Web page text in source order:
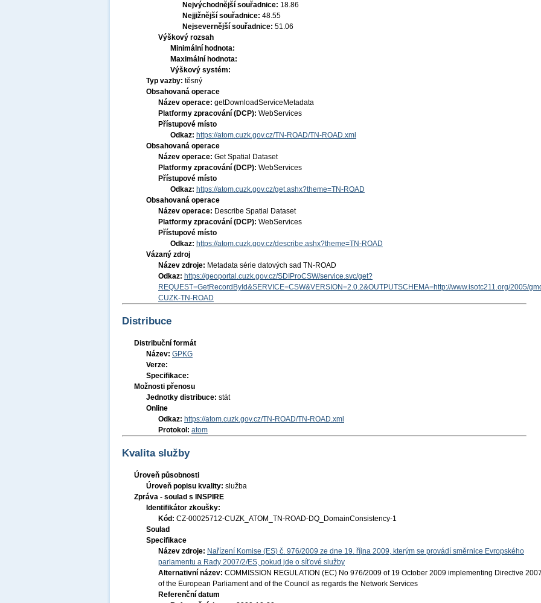
Nejvýchodnější souřadnice: 18.86
Nejjižnější souřadnice: 48.55
Nejsevernější souřadnice: 51.06
Výškový rozsah
Minimální hodnota:
Maximální hodnota:
Výškový systém:
Typ vazby: těsný
Obsahovaná operace
Název operace: getDownloadServiceMetadata
Platformy zpracování (DCP): WebServices
Přístupové místo
Odkaz: https://atom.cuzk.gov.cz/TN-ROAD/TN-ROAD.xml
Obsahovaná operace
Název operace: Get Spatial Dataset
Platformy zpracování (DCP): WebServices
Přístupové místo
Odkaz: https://atom.cuzk.gov.cz/get.ashx?theme=TN-ROAD
Obsahovaná operace
Název operace: Describe Spatial Dataset
Platformy zpracování (DCP): WebServices
Přístupové místo
Odkaz: https://atom.cuzk.gov.cz/describe.ashx?theme=TN-ROAD
Vázaný zdroj
Název zdroje: Metadata série datových sad TN-ROAD
Odkaz: https://geoportal.cuzk.gov.cz/SDIProCSW/service.svc/get?
REQUEST=GetRecordById&SERVICE=CSW&VERSION=2.0.2&OUTPUTSCHEMA=http://www.isotc211.org/2005/
CUZK-TN-ROAD
Distribuce
Distribuční formát
Název: GPKG
Verze:
Specifikace:
Možnosti přenosu
Jednotky distribuce: stát
Online
Odkaz: https://atom.cuzk.gov.cz/TN-ROAD/TN-ROAD.xml
Protokol: atom
Kvalita služby
Úroveň působnosti
Úroveň popisu kvality: služba
Zpráva - soulad s INSPIRE
Identifikátor zkoušky:
Kód: CZ-00025712-CUZK_ATOM_TN-ROAD-DQ_DomainConsistency-1
Soulad
Specifikace
Název zdroje: Nařízení Komise (ES) č. 976/2009 ze dne 19. října 2009, kterým se provádí směrnice Evropského
parlamentu a Rady 2007/2/ES, pokud jde o síťové služby
Alternativní název: COMMISSION REGULATION (EC) No 976/2009 of 19 October 2009 implementing Directive
of the European Parliament and of the Council as regards the Network Services
Referenční datum